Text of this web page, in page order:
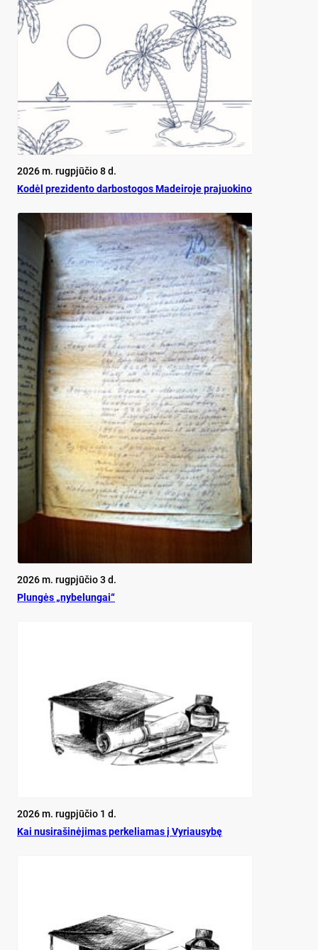
2026 m. rugpjūčio 8 d.
Ko­dėl pre­zi­den­to dar­bos­to­gos Ma­dei­ro­je pra­juo­ki­no
2026 m. rugpjūčio 3 d.
Plun­gės „ny­be­lun­gai“
2026 m. rugpjūčio 1 d.
Kai nu­si­ra­ši­nė­ji­mas per­ke­lia­mas į Vy­riau­sy­bę